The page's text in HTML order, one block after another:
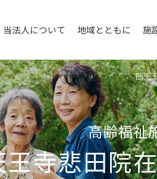
当法人について 地域とともに 施
四天
高齢福祉
王寺悲⽥院